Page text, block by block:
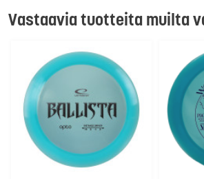
Vastaavia tuotteita muilta